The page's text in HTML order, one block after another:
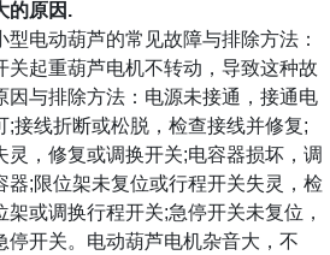
的原因.
型电动葫芦的常见故障与排除方法：
关起重葫芦电机不转动，导致这种故
因与排除方法：电源未接通，接通电
;接线折断或松脱，检查接线并修复;
灵，修复或调换开关;电容器损坏，调
器;限位架未复位或行程开关失灵，检
架或调换行程开关;急停开关未复位，
停开关。电动葫芦电机杂音大，不